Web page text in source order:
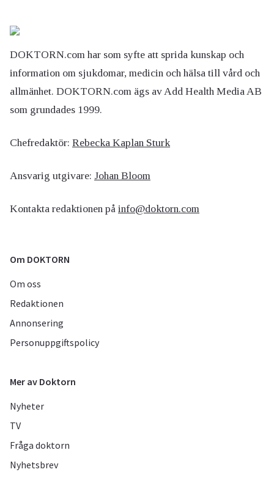
DOKTORN.com har som syfte att sprida kunskap och
information om sjukdomar, medicin och hälsa till vård och
allmänhet. DOKTORN.com ägs av Add Health Media AB
som grundades 1999.
Chefredaktör: Rebecka Kaplan Sturk
Ansvarig utgivare: Johan Bloom
Kontakta redaktionen på info@doktorn.com
Om DOKTORN
Om oss
Redaktionen
Annonsering
Personuppgiftspolicy
Mer av Doktorn
Nyheter
TV
Fråga doktorn
Nyhetsbrev